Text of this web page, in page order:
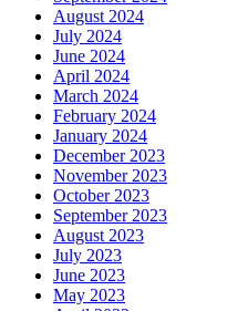
August 2024
July 2024
June 2024
April 2024
March 2024
February 2024
January 2024
December 2023
November 2023
October 2023
September 2023
August 2023
July 2023
June 2023
May 2023